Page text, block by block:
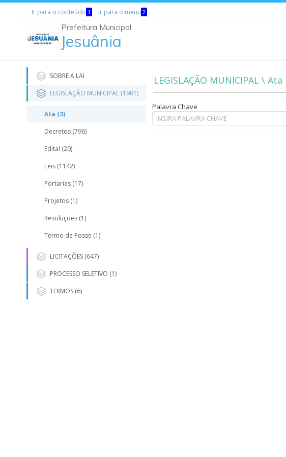
Ir para o conteúdo 1 Ir para o menu 2
Prefeitura Municipal
Jesuânia
SOBRE A LAI
LEGISLAÇÃO MUNICIPAL (1981)
Ata (3)
Decretos (796)
Edital (20)
Leis (1142)
Portarias (17)
Projetos (1)
Resoluções (1)
Termo de Posse (1)
LICITAÇÕES (647)
PROCESSO SELETIVO (1)
TERMOS (6)
LEGISLAÇÃO MUNICIPAL \ Ata
Palavra Chave